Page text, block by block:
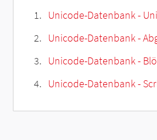
Unicode-Datenbank -
Unicode-Datenbank -
Unicode-Datenbank -
Unicode-Datenbank -